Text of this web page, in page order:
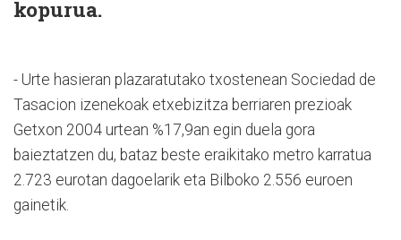
kopurua.
- Urte hasieran plazaratutako txostenean Sociedad de
Tasacion izenekoak etxebizitza berriaren prezioak
Getxon 2004 urtean %17,9an egin duela gora
baieztatzen du, bataz beste eraikitako metro karratua
2.723 eurotan dagoelarik eta Bilboko 2.556 euroen
gainetik.